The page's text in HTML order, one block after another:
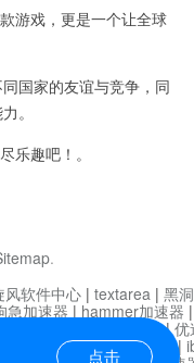
游戏，更是一个让全球
国家的友谊与竞争，同
。
趣吧！。
.
点击
风软件中心 | textarea | 黑
急加速器 | hammer加速器
迷雾通|优
橙加速器|anycast加速器 |